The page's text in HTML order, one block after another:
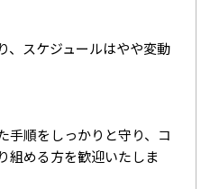
スケジュールはやや変動
手順をしっかりと守り、コ
組める方を歓迎いたしま